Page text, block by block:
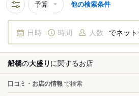
予算 他の検索条件
日時 時間 人数 でネット
船橋の大盛り に関するお店
口コミ・お店の情報 で検索